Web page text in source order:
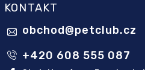
KONTAKT
obchod@petclub.cz
+420 608 555 087